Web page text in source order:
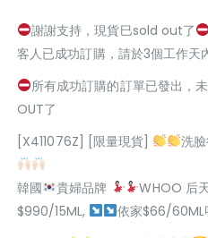
謝謝支持，現貨巳sold out了
客人已成功訂購，請於3個工作天
所有成功訂購的訂單已發出，
OUT了
[X411076Z] [限量現貨]
洗
韓國 貴婦品牌
WHOO 后
$990/15ML,
依家$66/60ML